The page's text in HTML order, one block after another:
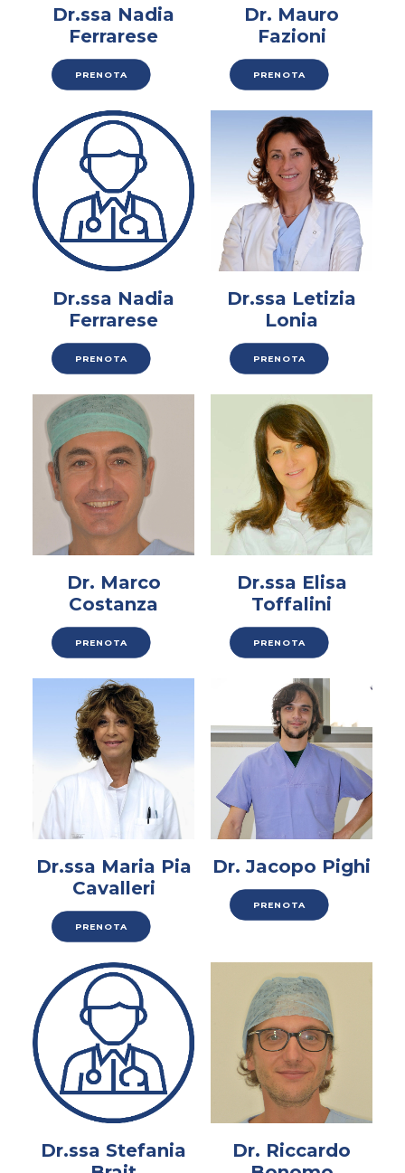
Dr.ssa Nadia
Ferrarese
PRENOTA
Dr. Mauro
Fazioni
PRENOTA
Dr.ssa Nadia
Ferrarese
PRENOTA
Dr.ssa Letizia
Lonia
PRENOTA
Dr. Marco
Costanza
PRENOTA
Dr.ssa Elisa
Toffalini
PRENOTA
Dr.ssa Maria Pia
Cavalleri
PRENOTA
Dr. Jacopo Pighi
PRENOTA
Dr.ssa Stefania
Dr. Riccardo